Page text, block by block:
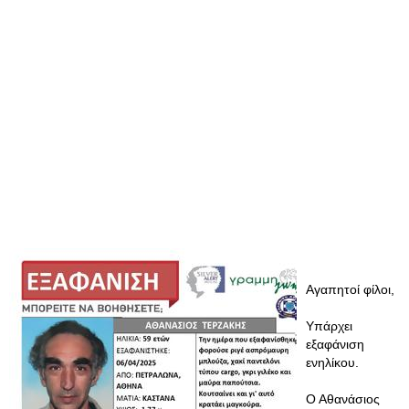
Αγαπητοί φίλοι,
Υπάρχει
εξαφάνιση
ενηλίκου.
Ο Αθανάσιος